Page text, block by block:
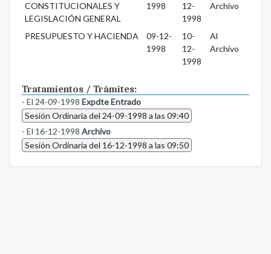
CONSTITUCIONALES Y
LEGISLACIÓN GENERAL
1998
12-
1998
Archivo
PRESUPUESTO Y HACIENDA
09-12-
1998
10-
12-
1998
Al
Archivo
Tratamientos / Trámites:
- El 24-09-1998 Expdte Entrado
Sesión Ordinaria del 24-09-1998 a las 09:40
- El 16-12-1998 Archivo
Sesión Ordinaria del 16-12-1998 a las 09:50